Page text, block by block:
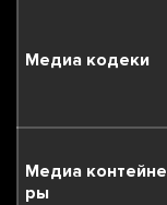
Медиа кодеки
Медиа контейне
ры